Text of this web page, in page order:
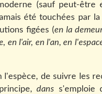
(sauf peut-être
été touchées par
figées (en la
en l'air, en l'an, en
de suivre les
dans s'emploie